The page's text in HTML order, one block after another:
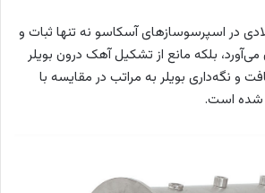
در اسپرسوسازهای آسکاسو نه تنها ثبات و
بلکه مانع از تشکیل آهک درون بویلر
و نگه‌داری بویلر به مراتب در مقایسه با
شده است.